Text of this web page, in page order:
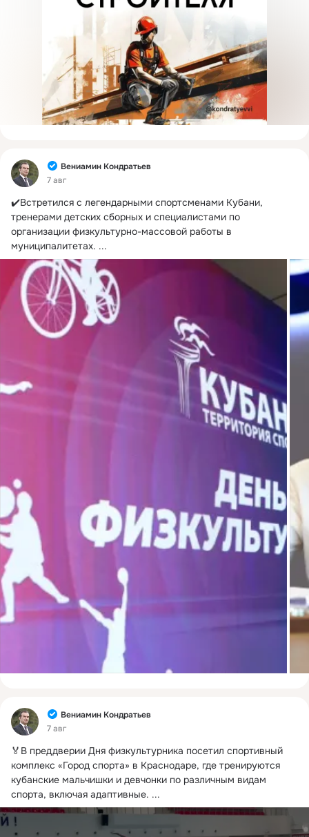
Фид
Вениамин Кондратьев
7 авг
✔️Встретился с легендарными спортсменами Кубани,
тренерами детских сборных и специалистами по
организации физкультурно-массовой работы в
муниципалитетах. ...
Фид
Вениамин Кондратьев
7 авг
🏅В преддверии Дня физкультурника посетил спортивный
комплекс «Город спорта» в Краснодаре, где тренируются
кубанские мальчишки и девчонки по различным видам
спорта, включая адаптивные. ...